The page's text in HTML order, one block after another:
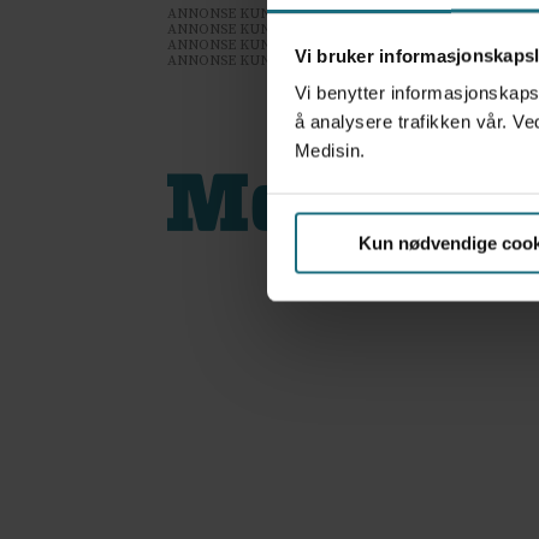
Vi bruker
Vi benytter
å analysere trafikken vår.
Medisin.
Kun nødvendige
ANNONSE KUN FOR HELSEPERSONELL
ANNONSE KUN FOR HELSEPERSONELL
ANNONSE KUN FOR HELSEPERSONELL
ANNONSE KUN FOR HELSEPERSONELL